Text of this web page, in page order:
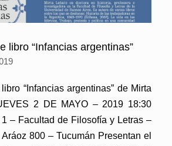
libro “Infancias argentinas”
“Infancias argentinas” de Mirta
2 DE MAYO – 2019 18:30
– Facultad de Filosofía y Letras –
800 – Tucumán Presentan el